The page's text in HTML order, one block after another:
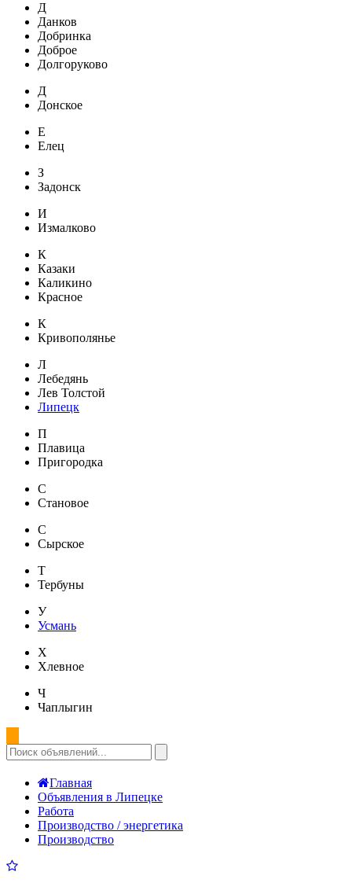
Д
Данков
Добринка
Доброе
Долгоруково
Д
Донское
Е
Елец
З
Задонск
И
Измалково
К
Казаки
Каликино
Красное
К
Кривополянье
Л
Лебедянь
Лев Толстой
Липецк
П
Плавица
Пригородка
С
Становое
С
Сырское
Т
Тербуны
У
Усмань
Х
Хлевное
Ч
Чаплыгин
Главная
Объявления в Липецке
Работа
Производство / энергетика
Производство